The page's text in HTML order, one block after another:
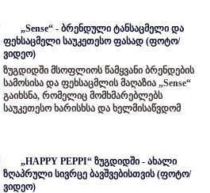
„Sense“ - ბრენდული ტანსაცმელი და
ფეხსაცმელი საუკეთესო ფასად (ფოტო/
ვიდეო)
ზუგდიდში მსოფლიოს წამყვანი ბრენდების
სამოსისა და ფეხსაცმლის მაღაზია „Sense“
გაიხსნა, რომელიც მომხმარებლებს
საუკეთესო ხარისხსა და ხელმისაწვდომ
„HAPPY PEPPI“ ზუგდიდში - ახალი
ზღაპრული სივრცე ბავშვებისთვის (ფოტო/
ვიდეო)